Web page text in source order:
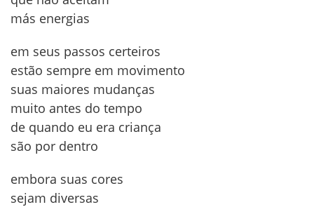
más energias
em seus passos certeiros
estão sempre em movimento
suas maiores mudanças
muito antes do tempo
de quando eu era criança
são por dentro
embora suas cores
sejam diversas